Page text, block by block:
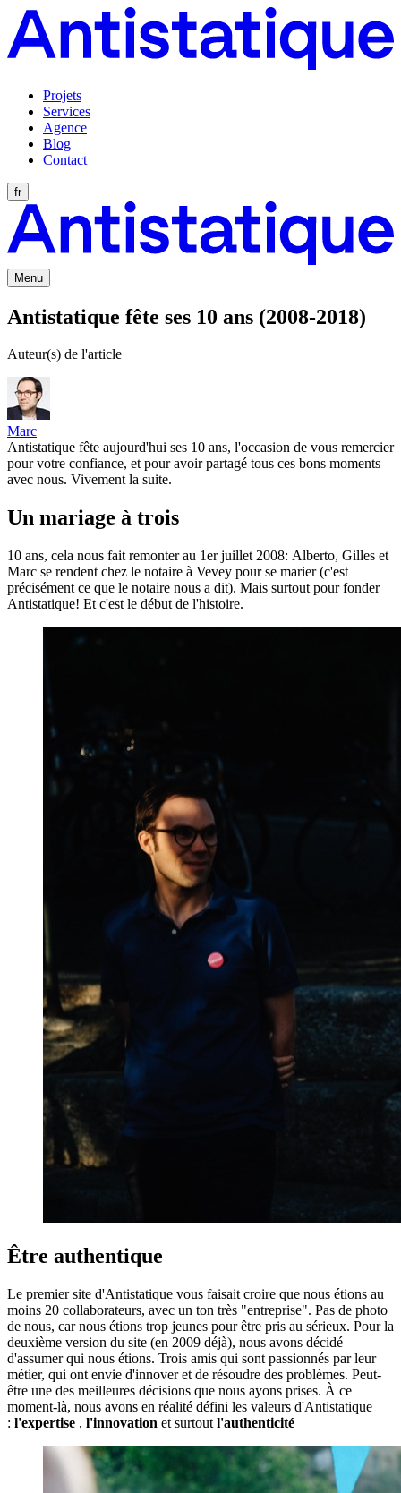
Projets
Services
Agence
Blog
Contact
fr
Menu
Antistatique fête ses 10 ans (2008-2018)
Auteur(s) de l'article
Marc
Antistatique fête aujourd'hui ses 10 ans, l'occasion de vous remercier
pour votre confiance, et pour avoir partagé tous ces bons moments
avec nous. Vivement la suite.
Un mariage à trois
10 ans, cela nous fait remonter au 1er juillet 2008: Alberto, Gilles et
Marc se rendent chez le notaire à Vevey pour se marier (c'est
précisément ce que le notaire nous a dit). Mais surtout pour fonder
Antistatique! Et c'est le début de l'histoire.
Être authentique
Le premier site d'Antistatique vous faisait croire que nous étions au
moins 20 collaborateurs, avec un ton très "entreprise". Pas de photo
de nous, car nous étions trop jeunes pour être pris au sérieux. Pour la
deuxième version du site (en 2009 déjà), nous avons décidé
d'assumer qui nous étions. Trois amis qui sont passionnés par leur
métier, qui ont envie d'innover et de résoudre des problèmes. Peut-
être une des meilleures décisions que nous ayons prises. À ce
moment-là, nous avons en réalité défini les valeurs d'Antistatique
: l'expertise , l'innovation et surtout l'authenticité